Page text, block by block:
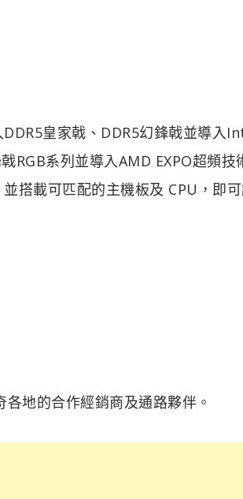
皇家戟、DDR5幻鋒戟並導入
RGB系列並導入AMD EXPO超頻
搭載可匹配的主機板及 CPU，即
地的合作經銷商及通路夥伴。